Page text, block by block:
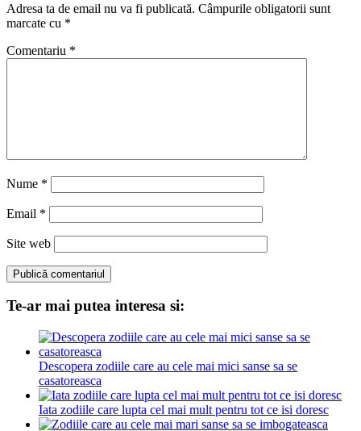
Adresa ta de email nu va fi publicată. Câmpurile obligatorii sunt
marcate cu *
Comentariu *
Nume *
Email *
Site web
Te-ar mai putea interesa si:
Descopera zodiile care au cele mai mici sanse sa se
casatoreasca
Iata zodiile care lupta cel mai mult pentru tot ce isi doresc